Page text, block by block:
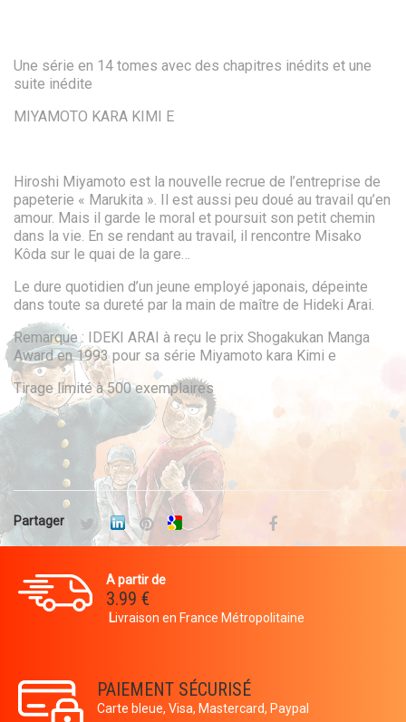
Une série en 14 tomes avec des chapitres inédits et une
suite inédite
MIYAMOTO KARA KIMI E
Hiroshi Miyamoto est la nouvelle recrue de l’entreprise de
papeterie « Marukita ». Il est aussi peu doué au travail qu’en
amour. Mais il garde le moral et poursuit son petit chemin
dans la vie. En se rendant au travail, il rencontre Misako
Kôda sur le quai de la gare…
Le dure quotidien d’un jeune employé japonais, dépeinte
dans toute sa dureté par la main de maître de Hideki Arai.
Remarque : IDEKI ARAI à reçu le prix Shogakukan Manga
Award en 1993 pour sa série Miyamoto kara Kimi e
Tirage limité à 500 exemplaires
Partager
A partir de
3.99 €
Livraison en France Métropolitaine
PAIEMENT SÉCURISÉ
Carte bleue, Visa, Mastercard, Paypal